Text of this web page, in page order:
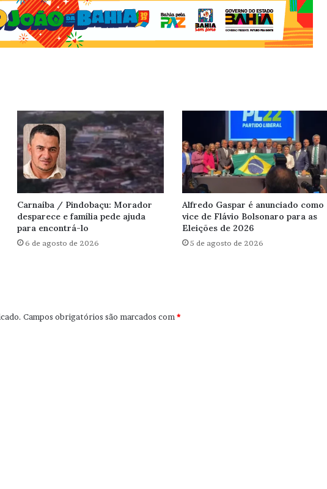
Carnaíba / Pindobaçu: Morador
desparece e família pede ajuda
para encontrá-lo
6 de agosto de 2026
Alfredo Gaspar é anunciado como
vice de Flávio Bolsonaro para as
Eleições de 2026
5 de agosto de 2026
Campos obrigatórios são marcados com*